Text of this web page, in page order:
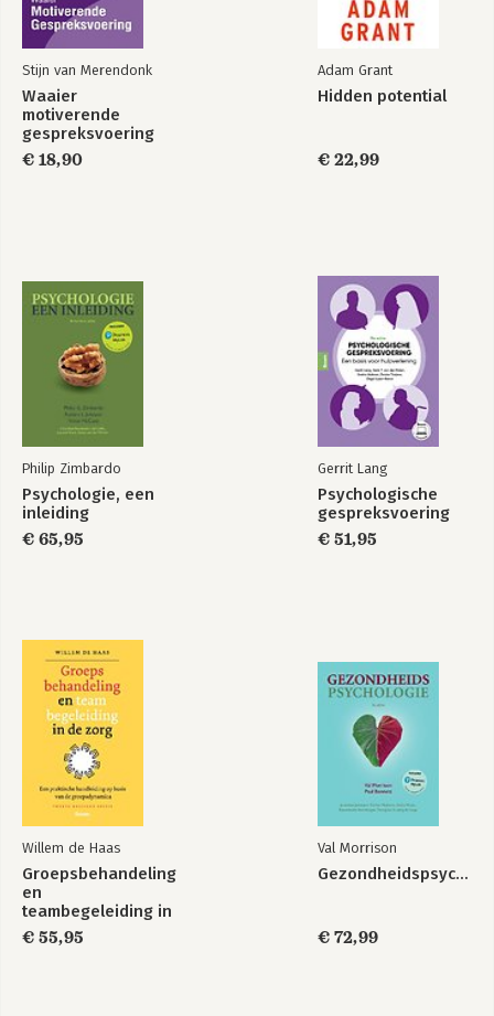
15 Emoties 279
16 Intelligentie en rationaliteit 295
Dankwoord 316
Register 317
Stijn van Merendonk
Waaier
motiverende
gespreksvoering
€ 18,90
Adam Grant
Hidden potential
€ 22,99
Philip Zimbardo
Psychologie, een
inleiding
€ 65,95
Gerrit Lang
Psychologische
gespreksvoering
€ 51,95
Willem de Haas
Groepsbehandeling
en
teambegeleiding in
de zorg
€ 55,95
Val Morrison
Gezondheidspsychologie
€ 72,99